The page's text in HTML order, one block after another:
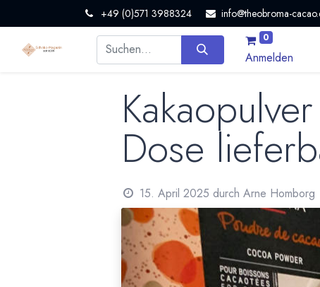
+49 (0)571 3988324 info@theobroma-
0
Anmelden
Dose
15. April 2025 durch Arne Homborg